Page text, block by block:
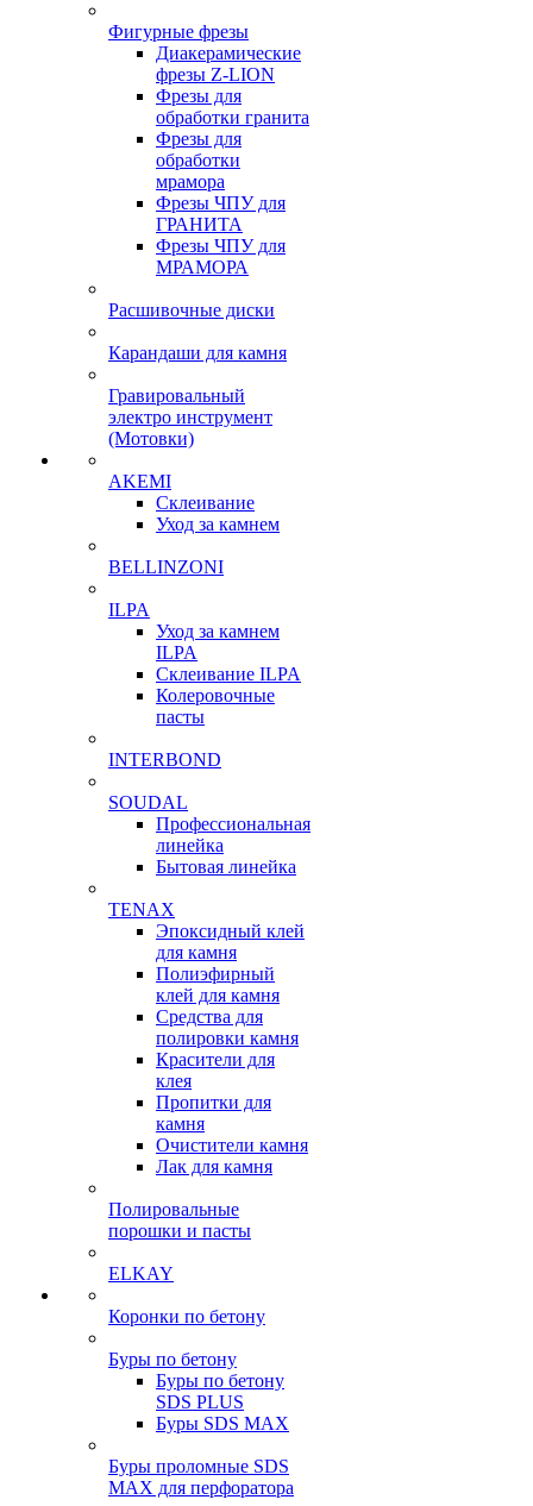
Фигурные фрезы
Диакерамические
фрезы Z-LION
Фрезы для
обработки гранита
Фрезы для
обработки
мрамора
Фрезы ЧПУ для
ГРАНИТА
Фрезы ЧПУ для
МРАМОРА
Расшивочные диски
Карандаши для камня
Гравировальный
электро инструмент
(Мотовки)
AKEMI
Склеивание
Уход за камнем
BELLINZONI
ILPA
Уход за камнем
ILPA
Склеивание ILPA
Колеровочные
пасты
INTERBOND
SOUDAL
Профессиональная
линейка
Бытовая линейка
TENAX
Эпоксидный клей
для камня
Полиэфирный
клей для камня
Средства для
полировки камня
Красители для
клея
Пропитки для
камня
Очистители камня
Лак для камня
Полировальные
порошки и пасты
ELKAY
Коронки по бетону
Буры по бетону
Буры по бетону
SDS PLUS
Буры SDS MAX
Буры проломные SDS
MAX для перфоратора